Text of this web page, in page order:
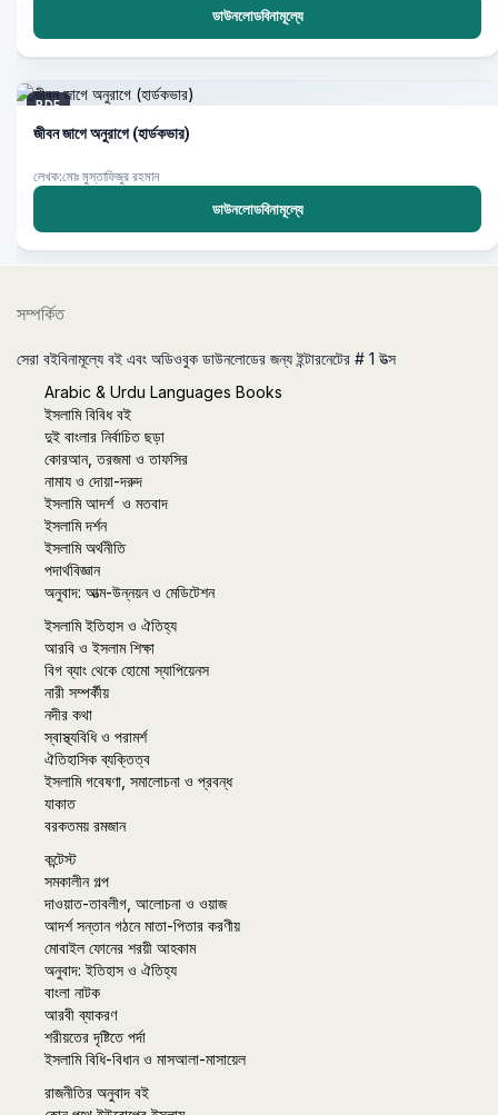
ডাউনলোডবিনামূল্যে
PDF
জীবন জাগে অনুরাগে (হার্ডকভার)
লেখক:মোঃ মুস্তাফিজুর রহমান
ডাউনলোডবিনামূল্যে
সম্পর্কিত
সেরা বইবিনামূল্যে বই এবং অডিওবুক ডাউনলোডের জন্য ইন্টারনেটের # 1 উত্স
Arabic & Urdu Languages Books
ইসলামি বিবিধ বই
দুই বাংলার নির্বাচিত ছড়া
কোরআন, তরজমা ও তাফসির
নামায ও দোয়া-দরুদ
ইসলামি আদর্শ ও মতবাদ
ইসলামি দর্শন
ইসলামি অর্থনীতি
পদার্থবিজ্ঞান
অনুবাদ: আত্ম-উন্নয়ন ও মেডিটেশন
ইসলামি ইতিহাস ও ঐতিহ্য
আরবি ও ইসলাম শিক্ষা
বিগ ব্যাং থেকে হোমো স্যাপিয়েনস
নারী সম্পর্কীয়
নদীর কথা
স্বাস্থ্যবিধি ও পরামর্শ
ঐতিহাসিক ব্যক্তিত্ব
ইসলামি গবেষণা, সমালোচনা ও প্রবন্ধ
যাকাত
বরকতময় রমজান
কন্টেস্ট
সমকালীন গল্প
দাওয়াত-তাবলীগ, আলোচনা ও ওয়াজ
আদর্শ সন্তান গঠনে মাতা-পিতার করণীয়
মোবাইল ফোনের শরয়ী আহকাম
অনুবাদ: ইতিহাস ও ঐতিহ্য
বাংলা নাটক
আরবী ব্যাকরণ
শরীয়তের দৃষ্টিতে পর্দা
ইসলামি বিধি-বিধান ও মাসআলা-মাসায়েল
রাজনীতির অনুবাদ বই